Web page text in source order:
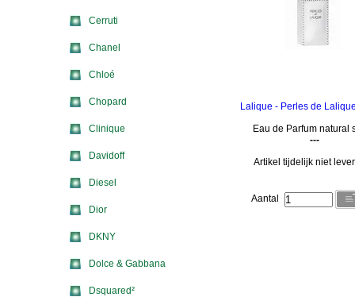
Cerruti
Chanel
Chloé
Chopard
Clinique
Davidoff
Diesel
Dior
DKNY
Dolce & Gabbana
Dsquared²
Lalique - Perles de
Eau de Parfum natural
---
Artikel tijdelijk niet
Aantal